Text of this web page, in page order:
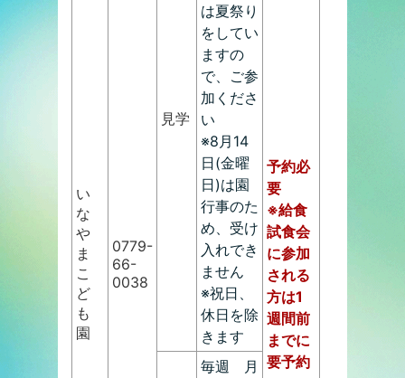
い
な
や
ま
こ
ど
も
園
0779-
66-
0038
見学
は夏祭り
をしてい
ますの
で、ご参
加くださ
い
※8月14
日(金曜
日)は園
行事のた
め、受け
入れでき
ません
※祝日、
休日を除
きます
予約必
要
※給食
試食会
に参加
される
方は1
週間前
までに
要予約
毎週 月